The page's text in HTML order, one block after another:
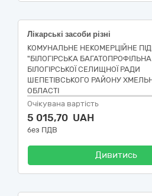
Лікарські засоби різні
КОМУНАЛЬНЕ НЕКОМЕРЦІЙНЕ
"БІЛОГІРСЬКА
БІЛОГІРСЬКОЇ СЕЛИЩНОЇ РАДИ
ШЕПЕТІВСЬКОГО РАЙОНУ
ОБЛАСТІ
Очікувана вартість
5 015,70 UAH
без ПДВ
Дивитись